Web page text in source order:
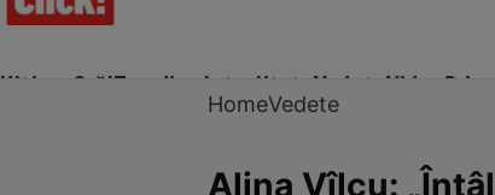
Ultima Oră!Trending Actualitate Vedete Video
HomeVedete
Alina Vîlcu: